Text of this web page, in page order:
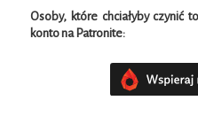
Osoby, które chciałyby czynić
konto na Patronite: